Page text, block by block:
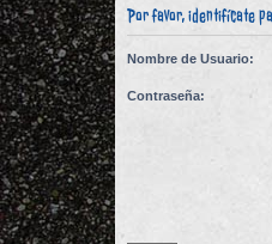
Por favor, identifícate
Nombre de Usuario:
Contraseña: